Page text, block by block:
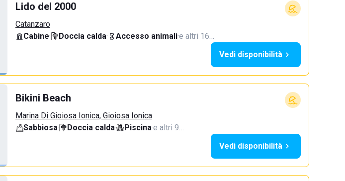
Lido del 2000
Catanzaro
Cabine· Doccia calda· Accesso animali·e altri 16…
Vedi disponibilità
Bikini Beach
Marina Di Gioiosa Ionica, Gioiosa Ionica
Sabbiosa· Doccia calda· Piscina·e altri 9…
Vedi disponibilità